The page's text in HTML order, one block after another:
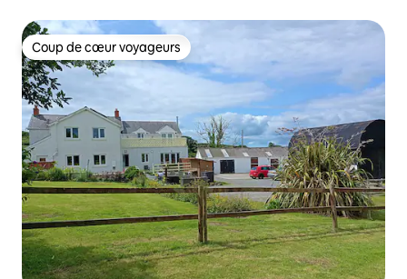
Coup de cœur voyageurs
Coup de cœur voyageurs